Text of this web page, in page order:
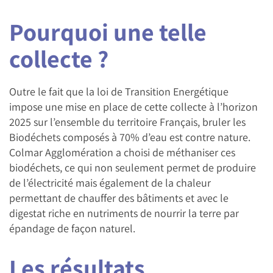
Pourquoi une telle
collecte ?
Outre le fait que la loi de Transition Energétique
impose une mise en place de cette collecte à l’horizon
2025 sur l’ensemble du territoire Français, bruler les
Biodéchets composés à 70% d’eau est contre nature.
Colmar Agglomération a choisi de méthaniser ces
biodéchets, ce qui non seulement permet de produire
de l’électricité mais également de la chaleur
permettant de chauffer des bâtiments et avec le
digestat riche en nutriments de nourrir la terre par
épandage de façon naturel.